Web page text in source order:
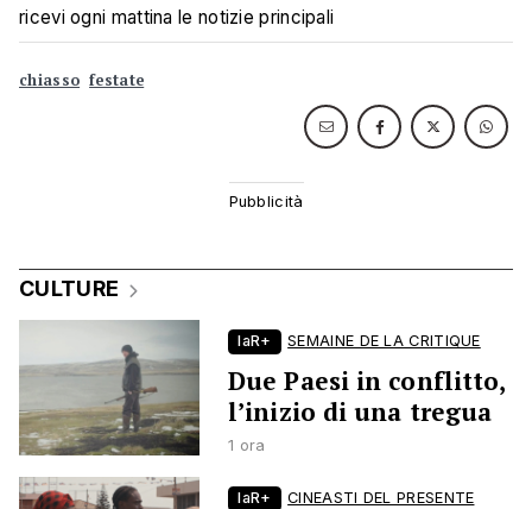
ricevi ogni mattina le notizie principali
chiasso festate
CULTURE
laR+ SEMAINE DE LA CRITIQUE
Due Paesi in conflitto,
l’inizio di una tregua
1 ora
laR+ CINEASTI DEL PRESENTE